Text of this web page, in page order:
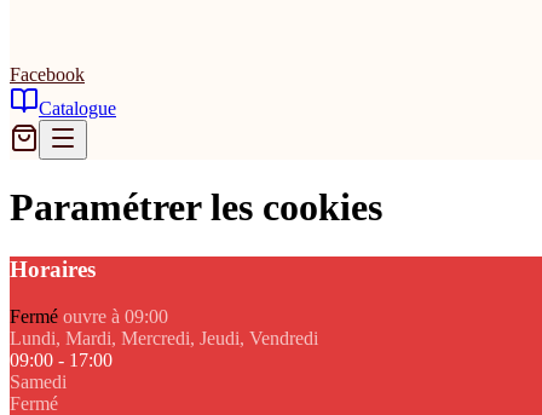
Facebook
Catalogue
Paramétrer les cookies
Horaires
Fermé ouvre à 09:00
Lundi, Mardi, Mercredi, Jeudi, Vendredi
09:00 - 17:00
Samedi
Fermé